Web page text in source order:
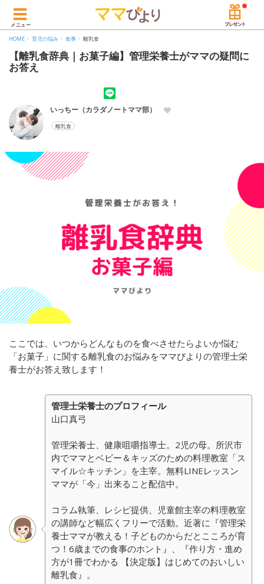
メニュー
HOME 育児の悩み 食事 離乳食
【離乳食辞典｜お菓子編】管理栄養士がママの疑問に
お答え
いっちー（カラダノートママ部）
離乳食
ここでは、いつからどんなものを食べさせたらよいか悩む
「お菓子」に関する離乳食のお悩みをママびよりの管理士栄
養士がお答え致します！
管理士栄養士のプロフィール
山口真弓
管理栄養士、健康咀嚼指導士。2児の母。所沢市
内でママとベビー＆キッズのための料理教室「ス
マイル☆キッチン」を主宰。無料LINEレッスン
ママが「今」出来ること配信中。
コラム執筆、レシピ提供、児童館主宰の料理教室
の講師など幅広くフリーで活動。近著に『管理栄
養士ママが教える！子どものからだとこころが育
つ！6歳までの食事のホント』、『作り方・進め
方が1冊でわかる 【決定版】はじめてのおいしい
離乳食』。